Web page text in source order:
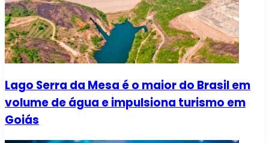
Lago Serra da Mesa é o maior do Brasil em
volume de água e impulsiona turismo em
Goiás